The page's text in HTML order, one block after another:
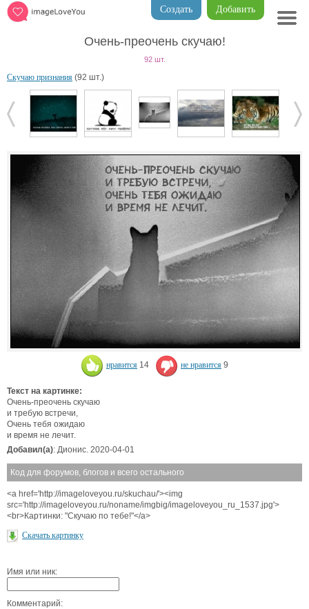
Добавить
Создать
Очень-преочень скучаю!
92 шт.
Скучаю признания (92 шт.)
нравится 14 не нравится 9
Текст на картинке:
Очень-преочень скучаю
и требую встречи,
Очень тебя ожидаю
и время не лечит.
Добавил(а): Дионис. 2020-04-01
Код для форумов, блогов и всего остального
<a href='http://imageloveyou.ru/skuchau/'><img
src='http://imageloveyou.ru/noname/imgbig/imageloveyou_ru_1537.jpg'>
<br>Картинки: "Скучаю по тебе!"</a>
Скачать картинку
Имя или ник:
Комментарий: